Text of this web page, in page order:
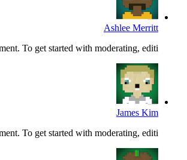
Ashlee Merritt
To get started with moderating, editi...
James Kim
To get started with moderating, editi...